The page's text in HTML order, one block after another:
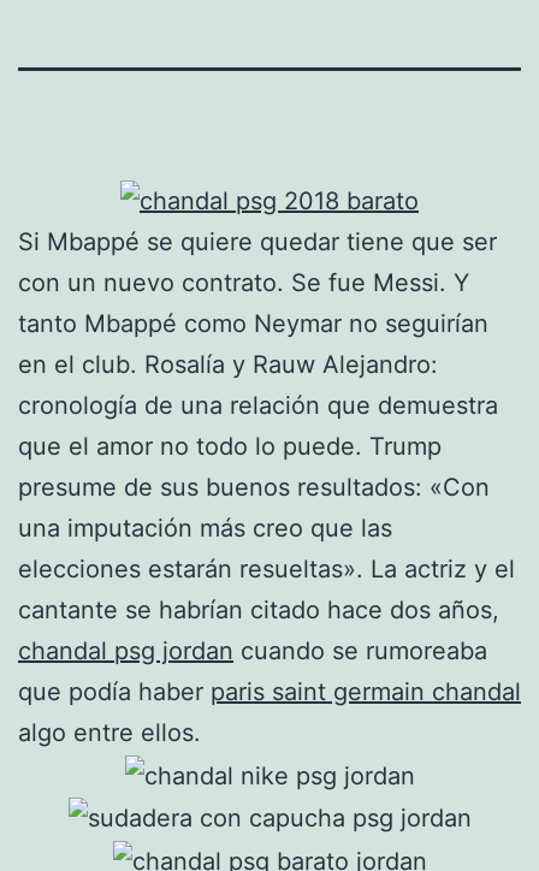
Si Mbappé se quiere quedar tiene que ser
con un nuevo contrato. Se fue Messi. Y
tanto Mbappé como Neymar no seguirían
en el club. Rosalía y Rauw Alejandro:
cronología de una relación que demuestra
que el amor no todo lo puede. Trump
presume de sus buenos resultados: «Con
una imputación más creo que las
elecciones estarán resueltas». La actriz y el
cantante se habrían citado hace dos años,
chandal psg jordan cuando se rumoreaba
que podía haber paris saint germain chandal
algo entre ellos.